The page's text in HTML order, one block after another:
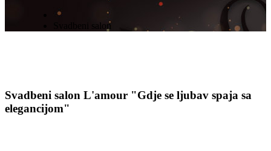
Svadbeni salon
Svadbeni salon L'amour "Gdje se ljubav spaja sa
elegancijom"